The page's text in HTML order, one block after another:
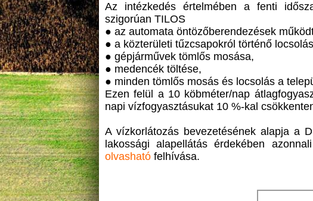
Az intézkedés értelmében a fenti
szigorúan TILOS
● az automata öntözőberendezések
● a közterületi tűzcsapokról történő
● gépjárművek tömlős mosása,
● medencék töltése,
● minden tömlős mosás és locsolás a
Ezen felül a 10 köbméter/nap
napi vízfogyasztásukat 10 %-kal
A vízkorlátozás bevezetésének alapja a
lakossági alapellátás érdekében
olvasható felhívása.